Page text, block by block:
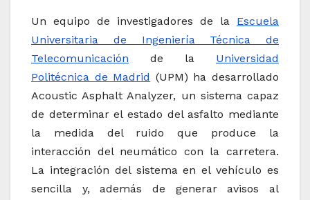
Un equipo de investigadores de la Escuela
Universitaria de Ingeniería Técnica de
Telecomunicación de la Universidad
Politécnica de Madrid (UPM) ha desarrollado
Acoustic Asphalt Analyzer, un sistema capaz
de determinar el estado del asfalto mediante
la medida del ruido que produce la
interacción del neumático con la carretera.
La integración del sistema en el vehículo es
sencilla y, además de generar avisos al